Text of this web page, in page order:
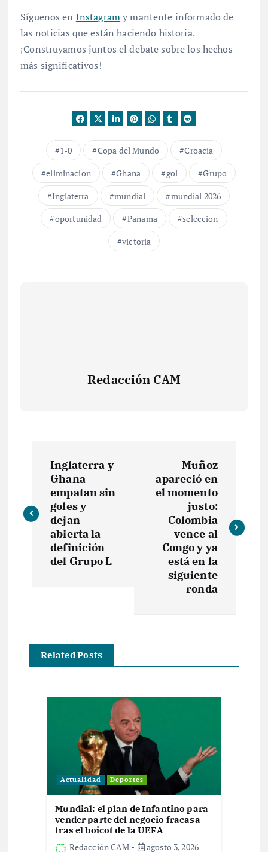
Síguenos en Instagramy mantente informado de
las noticias que están haciendo historia.
¡Construyamos juntos el debate sobre los hechos
más significativos!
1-0 Copa del Mundo
Croacia
eliminacion
Ghana gol
Grupo
Inglaterra
mundial
mundial 2026
oportunidad
Panama
seleccion
victoria
Redacción CAM
v
Inglaterra y
Ghana
empatan sin
goles y
dejan
abierta la
definición
del Grupo L
Muñoz
apareció en
el momento
justo:
Colombia
vence al
Congo y ya
está en la
siguiente
ronda
Related Posts
Actualidad Deportes
Mundial: el plan de Infantino para
vender parte del negocio fracasa
tras el boicot de la UEFA
Redacción CAM
agosto 3, 2026